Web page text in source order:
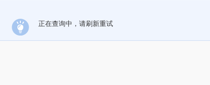
正在查询中，请刷新重试